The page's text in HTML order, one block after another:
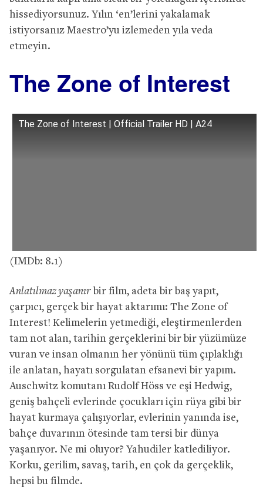
hissediyorsunuz. Yılın ‘en’lerini yakalamak
istiyorsanız Maestro’yu izlemeden yıla veda
etmeyin.
The Zone of Interest
The Zone of Interest | Official Trailer HD | A24
(IMDb: 8.1)
Anlatılmaz yaşanır bir film, adeta bir baş yapıt,
çarpıcı, gerçek bir hayat aktarımı: The Zone of
Interest! Kelimelerin yetmediği, eleştirmenlerden
tam not alan, tarihin gerçeklerini bir bir yüzümüze
vuran ve insan olmanın her yönünü tüm çıplaklığı
ile anlatan, hayatı sorgulatan efsanevi bir yapım.
Auschwitz komutanı Rudolf Höss ve eşi Hedwig,
geniş bahçeli evlerinde çocukları için rüya gibi bir
hayat kurmaya çalışıyorlar, evlerinin yanında ise,
bahçe duvarının ötesinde tam tersi bir dünya
yaşanıyor. Ne mi oluyor? Yahudiler katlediliyor.
Korku, gerilim, savaş, tarih, en çok da gerçeklik,
hepsi bu filmde.